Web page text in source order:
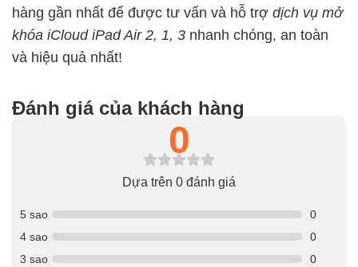
hàng gần nhất để được tư vấn và hỗ trợ dịch vụ mở
khóa iCloud iPad Air 2, 1, 3 nhanh chóng, an toàn
và hiệu quả nhất!
Đánh giá của khách hàng
0
Dựa trên 0 đánh giá
5 sao
0
4 sao
0
3 sao
0